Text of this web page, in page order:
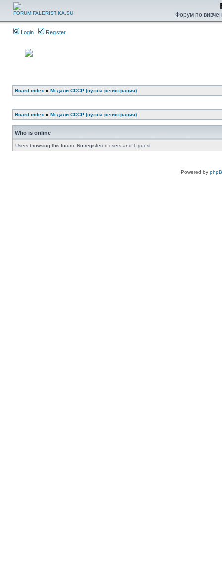
Форум по
Login Register
Board index » Медали СССР (нужна регистрация)
Board index » Медали СССР (нужна регистрация)
Who is online
Users browsing this forum: No registered users and 1 guest
Powered by